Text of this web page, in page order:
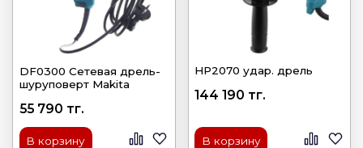
DF0300 Сетевая дрель-
шуруповерт Makita
55 790 тг.
В корзину
HP2070 удар. дрель
144 190 тг.
В корзину